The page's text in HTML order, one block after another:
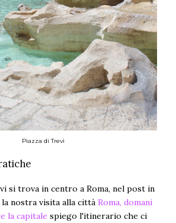
Piazza di Trevi
si trova in centro a Roma, nel post in
nostra visita alla città Roma, domani
la capitale spiego l'itinerario che ci